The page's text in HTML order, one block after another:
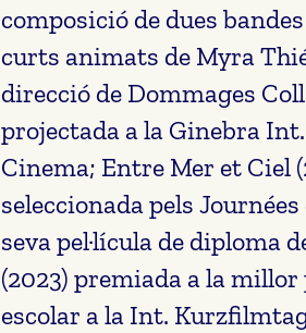
composició de dues
curts animats de Myra
direcció de Dommages
projectada a la Ginebra
Cinema; Entre Mer et Ciel
seleccionada pels
seva pel·lícula de diploma
(2023) premiada a la millor
escolar a la Int.